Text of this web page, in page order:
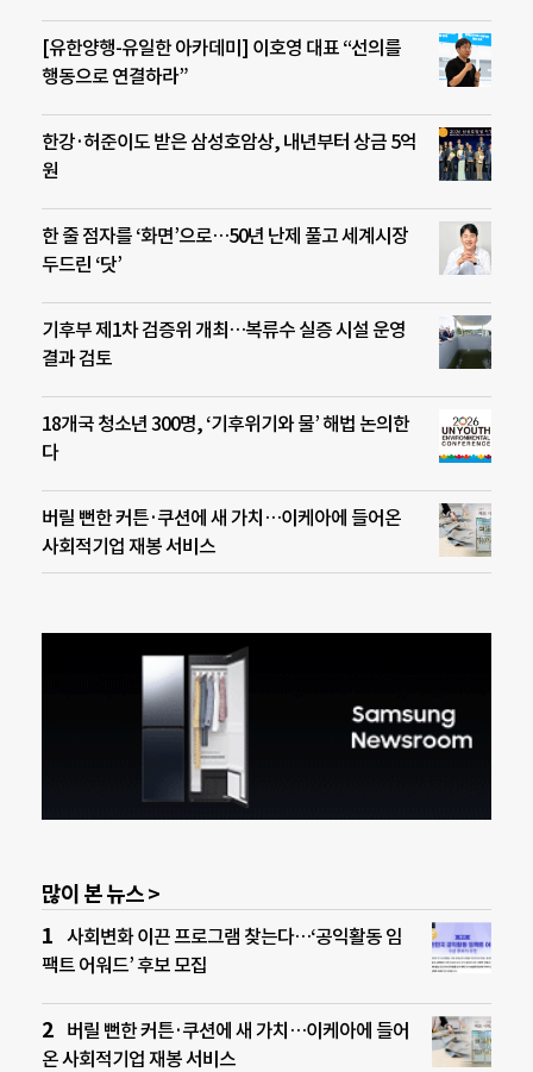
[유한양행-유일한 아카데미] 이호영 대표 “선의를
행동으로 연결하라”
한강·허준이도 받은 삼성호암상, 내년부터 상금 5억
원
한 줄 점자를 ‘화면’으로…50년 난제 풀고 세계시장
두드린 ‘닷’
기후부 제1차 검증위 개최…복류수 실증 시설 운영
결과 검토
18개국 청소년 300명, ‘기후위기와 물’ 해법 논의한
다
버릴 뻔한 커튼·쿠션에 새 가치…이케아에 들어온
사회적기업 재봉 서비스
많이 본 뉴스 >
사회변화 이끈 프로그램 찾는다…‘공익활동 임
팩트 어워드’ 후보 모집
버릴 뻔한 커튼·쿠션에 새 가치…이케아에 들어
온 사회적기업 재봉 서비스